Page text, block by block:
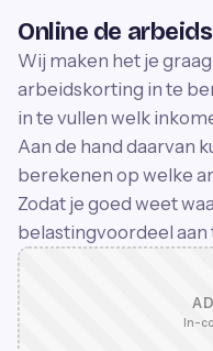
Online de
Wij maken het je
arbeidskorting in te
in te vullen welk
Aan de hand daarvan
berekenen op welke
Zodat je goed weet
belastingvoordeel aan
In-